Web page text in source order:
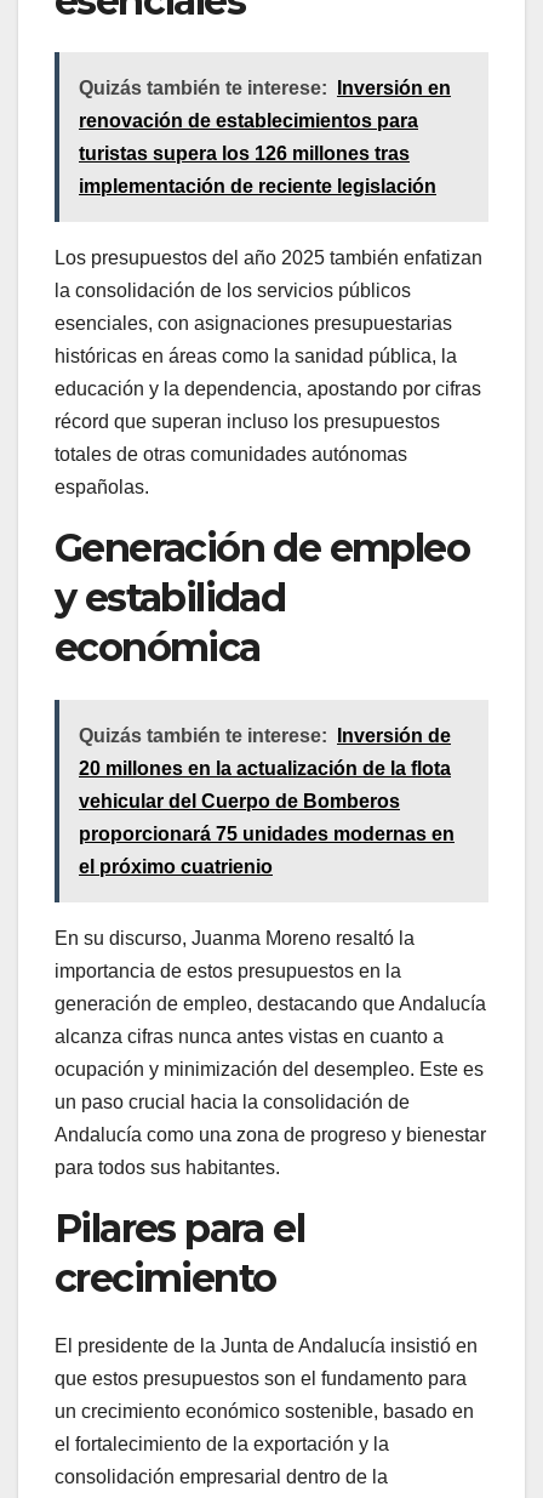
Quizás también te interese:
Inversión en
renovación de establecimientos para
turistas supera los 126 millones tras
implementación de reciente legislación
Los presupuestos del año 2025 también enfatizan
la consolidación de los servicios públicos
esenciales, con asignaciones presupuestarias
históricas en áreas como la sanidad pública, la
educación y la dependencia, apostando por cifras
récord que superan incluso los presupuestos
totales de otras comunidades autónomas
españolas.
Generación de empleo
y estabilidad
económica
Quizás también te interese:
Inversión de
20 millones en la actualización de la flota
vehicular del Cuerpo de Bomberos
proporcionará 75 unidades modernas en
el próximo cuatrienio
En su discurso, Juanma Moreno resaltó la
importancia de estos presupuestos en la
generación de empleo, destacando que Andalucía
alcanza cifras nunca antes vistas en cuanto a
ocupación y minimización del desempleo. Este es
un paso crucial hacia la consolidación de
Andalucía como una zona de progreso y bienestar
para todos sus habitantes.
Pilares para el
crecimiento
El presidente de la Junta de Andalucía insistió en
que estos presupuestos son el fundamento para
un crecimiento económico sostenible, basado en
el fortalecimiento de la exportación y la
consolidación empresarial dentro de la